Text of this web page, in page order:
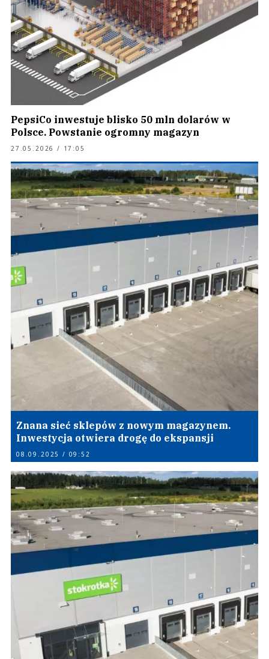
PepsiCo inwestuje blisko 50 mln dolarów w
Polsce. Powstanie ogromny magazyn
27.05.2026 / 17:05
Znana sieć sklepów z nowym magazynem.
Inwestycja otwiera drogę do ekspansji
08.09.2025 / 09:52